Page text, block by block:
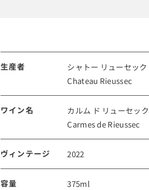
生産者
シャトー リューセック
Chateau Rieussec
ワイン名
カルム ド リューセック
Carmes de Rieussec
ヴィンテージ 2022
容量 375ml